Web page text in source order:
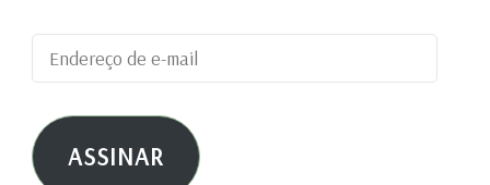
Endereço
de
e-
mail ASSINAR